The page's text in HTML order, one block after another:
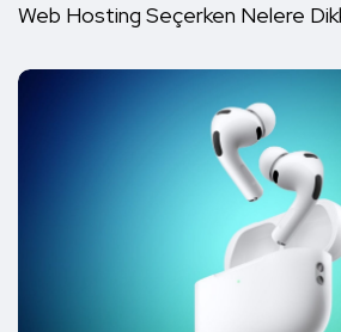
Web Hosting Seçerken Nelere